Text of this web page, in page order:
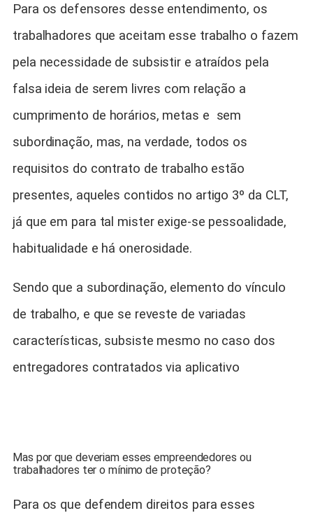
Para os defensores desse entendimento, os
trabalhadores que aceitam esse trabalho o fazem
pela necessidade de subsistir e atraídos pela
falsa ideia de serem livres com relação a
cumprimento de horários, metas e sem
subordinação, mas, na verdade, todos os
requisitos do contrato de trabalho estão
presentes, aqueles contidos no artigo 3º da CLT,
já que em para tal mister exige-se pessoalidade,
habitualidade e há onerosidade.
Sendo que a subordinação, elemento do vínculo
de trabalho, e que se reveste de variadas
características, subsiste mesmo no caso dos
entregadores contratados via aplicativo
Mas por que deveriam esses empreendedores ou
trabalhadores ter o mínimo de proteção?
Para os que defendem direitos para esses